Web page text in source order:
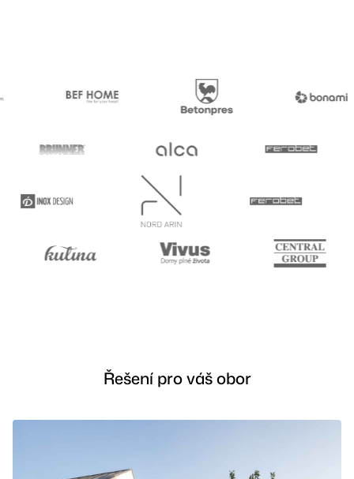
Řešení pro váš obor